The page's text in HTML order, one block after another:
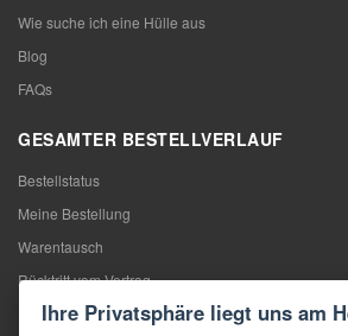
Wie suche ich eine Hülle aus
Blog
FAQs
GESAMTER BESTELLVERLAUF
Bestellstatus
Meine Bestellung
Warentausch
Rücktritt vom Vertrag
Reklamation
Ihre Privatsphäre liegt uns am